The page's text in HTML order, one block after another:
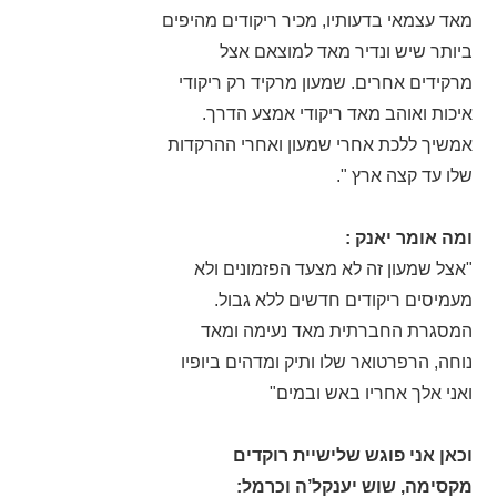
מאד עצמאי בדעותיו, מכיר ריקודים מהיפים
ביותר שיש ונדיר מאד למוצאם אצל
מרקידים אחרים. שמעון מרקיד רק ריקודי
איכות ואוהב מאד ריקודי אמצע הדרך.
אמשיך ללכת אחרי שמעון ואחרי ההרקדות
שלו עד קצה ארץ ".
ומה אומר יאנק :
"אצל שמעון זה לא מצעד הפזמונים ולא
מעמיסים ריקודים חדשים ללא גבול.
המסגרת החברתית מאד נעימה ומאד
נוחה, הרפרטואר שלו ותיק ומדהים ביופיו
ואני אלך אחריו באש ובמים"
וכאן אני פוגש שלישיית רוקדים
מקסימה, שוש יענקל’ה וכרמל: